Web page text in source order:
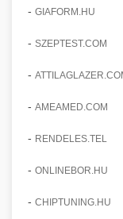
- GIAFORM.HU
- SZEPTEST.COM
-
- AMEAMED.COM
- RENDELES.TEL
- ONLINEBOR.HU
- CHIPTUNING.HU